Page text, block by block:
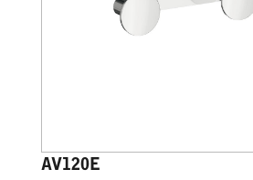
AV120E